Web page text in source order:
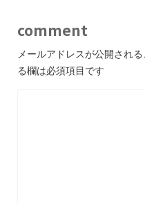
comment
メールアドレスが公開される
る欄は必須項目です